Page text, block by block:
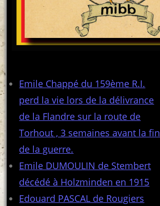
Emile Chappé du 159ème R.I.
perd la vie lors de la délivrance
de la Flandre sur la route de
Torhout , 3 semaines avant la fin
de la guerre.
Emile DUMOULIN de Stembert
décédé à Holzminden en 1915
Edouard PASCAL de Rougiers